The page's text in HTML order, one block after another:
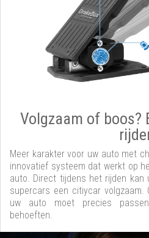
Volgzaam of boos?
Meer karakter voor uw auto met
innovatief systeem dat werkt op
auto. Direct tijdens het rijden kan
supercars een citiycar volgzaam.
uw auto moet precies
behoeften.